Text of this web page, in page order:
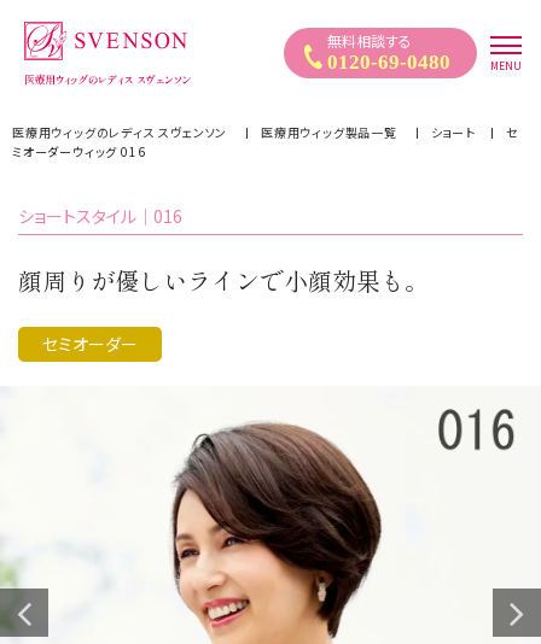
医療用ウィッグ｜自然なウィッグ・かつらのレディススヴェンソン
無料相談する
0120-69-0480 MENU
医療用ウィッグのレディス スヴェンソン 医療用ウィッグ製品一覧 ショート
セ
ミオーダーウィッグ 016
ショートスタイル｜016
顔周りが優しいラインで小顔効果も。
セミオーダー